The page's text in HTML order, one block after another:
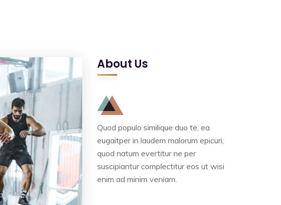
About Us
Quod populo similique duo te, ea
eugaitper in laudem malorum epicuri,
quod natum evertitur ne per
suscipiantur complectitur eos ut wisi
enim ad minim veniam.